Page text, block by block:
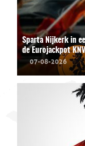
Sparta Nijkerk in
de Eurojackpot
07-08-2026